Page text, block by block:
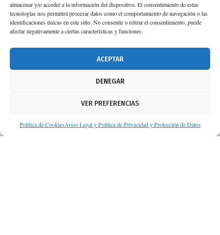
almacenar y/o acceder a la información del dispositivo. El consentimiento de estas
tecnologías nos permitirá procesar datos como el comportamiento de navegación o las
identificaciones únicas en este sitio. No consentir o retirar el consentimiento, puede
afectar negativamente a ciertas características y funciones.
ACEPTAR
DENEGAR
VER PREFERENCIAS
Política de CookiesAviso Legal y Política de Privacidad y Protección de Datos
Calle Camino de los Descubrimientos, 11,
Planta 3ª 41092 – Sevilla
674 02 62 03
Aviso legal
Protección de datos personales
Suscripción a Newsletter